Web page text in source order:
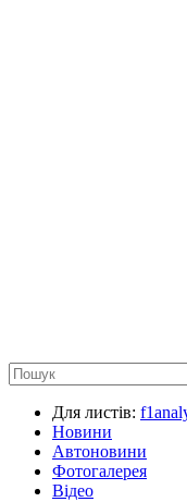
Для листів:
Новини
Автоновини
Фотогалерея
Відео